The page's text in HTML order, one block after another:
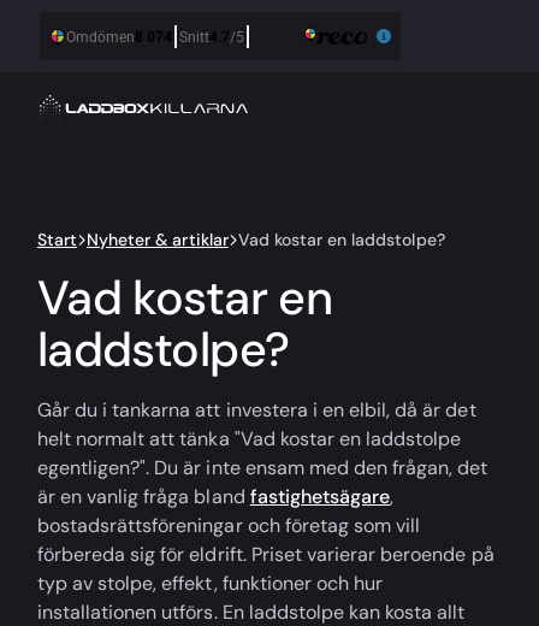
Start Nyheter & artiklar Vad kostar en laddstolpe?
Vad kostar en
laddstolpe?
Går du i tankarna att investera i en elbil, då är det
helt normalt att tänka "Vad kostar en laddstolpe
egentligen?". Du är inte ensam med den frågan, det
är en vanlig fråga bland fastighetsägare,
bostadsrättsföreningar och företag som vill
förbereda sig för eldrift. Priset varierar beroende på
typ av stolpe, effekt, funktioner och hur
installationen utförs. En laddstolpe kan kosta allt